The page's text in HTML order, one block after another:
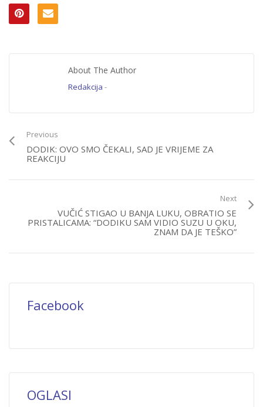
About The Author
Redakcija -
Previous
DODIK: OVO SMO ČEKALI, SAD JE VRIJEME ZA
REAKCIJU
Next
VUČIĆ STIGAO U BANJA LUKU, OBRATIO SE
PRISTALICAMA: “DODIKU SAM VIDIO SUZU U OKU,
ZNAM DA JE TEŠKO”
Facebook
OGLASI